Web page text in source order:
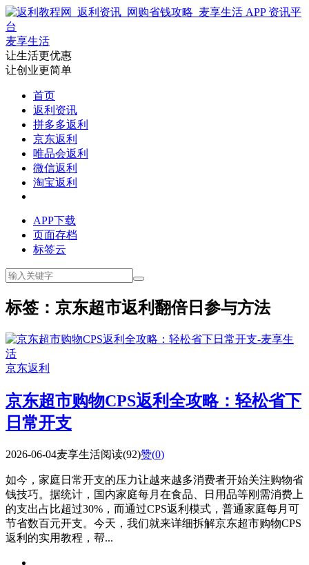
麦享生活
让生活更优惠
让创业更简单
首页
返利资讯
拼多多返利
京东返利
唯品会返利
微信返利
淘宝返利
APP下载
页面存档
标签云
标签：京东超市返利翻倍日参与方法
京东返利
京东超市购物CPS返利全攻略：轻松省下
日常开支
2026-06-04麦享生活阅读(92)赞(0)
如今，家庭日常开支的压力让越来越多消费者开始关注购物省
钱技巧。据统计，国内家庭每月在食品、日用品等刚需消费上
的支出占比超过30%，而通过CPS返利模式，普通家庭每月可
节省数百元开支。今天，我们就来详细拆解京东超市购物CPS
返利的实用教程，帮...